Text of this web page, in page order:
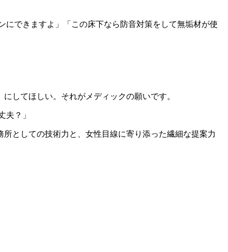
できますよ」「この床下なら防音対策をして無垢材が使
してほしい。それがメディックの願いです。
夫？」
としての技術力と、女性目線に寄り添った繊細な提案力